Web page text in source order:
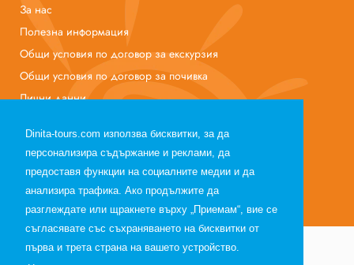
Dinita-tours.com използва бисквитки, за да
персонализира съдържание и реклами, да
предоставя функции на социалните медии и да
анализира трафика. Ако продължите да
разглеждате или щракнете върху „Приемам“, вие се
съгласявате със съхраняването на бисквитки от
първа и трета страна на вашето устройство.
За нас
Полезна информация
Общи условия по договор за екскурзия
Общи условия по договор за почивка
Лични данни
Web design, web development and SEO Optimization